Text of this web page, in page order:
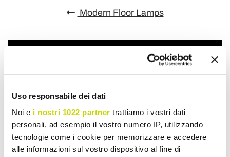
Uso responsabile dei dati
Noi e i nostri 1022 partner trattiamo i vostri dati
personali, ad esempio il vostro numero IP, utilizzando
tecnologie come i cookie per memorizzare e accedere
alle informazioni sul vostro dispositivo al fine di
Modern Floor Lamps